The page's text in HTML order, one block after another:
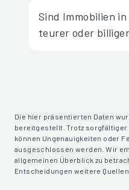
Sind Immobilien
teurer oder
Die hier präsentierten Daten
bereitgestellt. Trotz sorgfältiger
können Ungenauigkeiten oder
ausgeschlossen werden. Wir
allgemeinen Überblick zu
Entscheidungen weitere